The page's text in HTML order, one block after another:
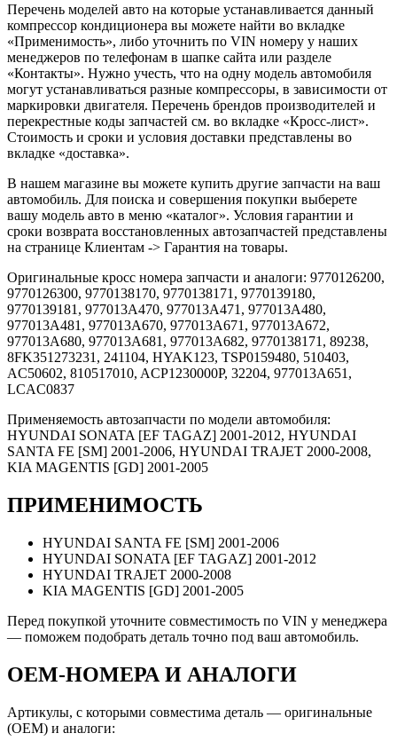
Перечень моделей авто на которые устанавливается данный
компрессор кондиционера вы можете найти во вкладке
«Применимость», либо уточнить по VIN номеру у наших
менеджеров по телефонам в шапке сайта или разделе
«Контакты». Нужно учесть, что на одну модель автомобиля
могут устанавливаться разные компрессоры, в зависимости от
маркировки двигателя. Перечень брендов производителей и
перекрестные коды запчастей см. во вкладке «Кросс-лист».
Стоимость и сроки и условия доставки представлены во
вкладке «доставка».
В нашем магазине вы можете купить другие запчасти на ваш
автомобиль. Для поиска и совершения покупки выберете
вашу модель авто в меню «каталог». Условия гарантии и
сроки возврата восстановленных автозапчастей представлены
на странице Клиентам -> Гарантия на товары.
Оригинальные кросс номера запчасти и аналоги: 9770126200,
9770126300, 9770138170, 9770138171, 9770139180,
9770139181, 977013A470, 977013A471, 977013A480,
977013A481, 977013A670, 977013A671, 977013A672,
977013A680, 977013A681, 977013A682, 9770138171, 89238,
8FK351273231, 241104, HYAK123, TSP0159480, 510403,
AC50602, 810517010, ACP1230000P, 32204, 977013A651,
LCAC0837
Применяемость автозапчасти по модели автомобиля:
HYUNDAI SONATA [EF TAGAZ] 2001-2012, HYUNDAI
SANTA FE [SM] 2001-2006, HYUNDAI TRAJET 2000-2008,
KIA MAGENTIS [GD] 2001-2005
ПРИМЕНИМОСТЬ
HYUNDAI SANTA FE [SM] 2001-2006
HYUNDAI SONATA [EF TAGAZ] 2001-2012
HYUNDAI TRAJET 2000-2008
KIA MAGENTIS [GD] 2001-2005
Перед покупкой уточните совместимость по VIN у менеджера
— поможем подобрать деталь точно под ваш автомобиль.
OEM-НОМЕРА И АНАЛОГИ
Артикулы, с которыми совместима деталь — оригинальные
(OEM) и аналоги: